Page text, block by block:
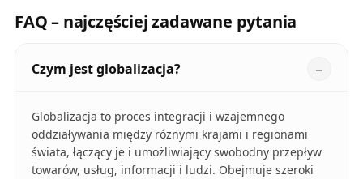
FAQ – najczęściej zadawane pytania
Czym jest globalizacja?
Globalizacja to proces integracji i wzajemnego
oddziaływania między różnymi krajami i regionami
świata, łączący je i umożliwiający swobodny przepływ
towarów, usług, informacji i ludzi. Obejmuje szeroki